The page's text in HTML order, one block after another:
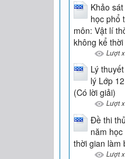
Khảo
học phổ
môn: Vật lí
không kể
Lượt
Lý
lý Lớp
(Có lời giải)
Lượt
Đề thi
năm
thời gian làm
Lượt